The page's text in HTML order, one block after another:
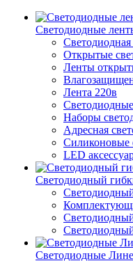
Светодиодные
Светодиодная
Открытые
Ленты
Лента 220в
Наборы
Адресная
Силиконовые
LED
Светодиодный
Светодиодные